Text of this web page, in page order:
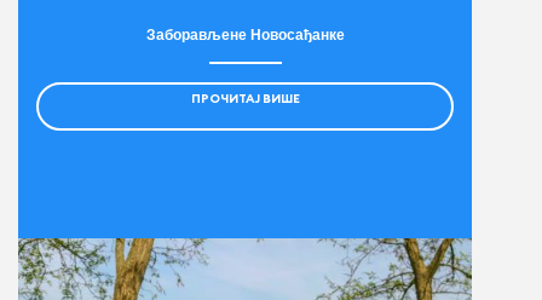
Заборављене Новосађанке
ПРОЧИТАЈ ВИШЕ